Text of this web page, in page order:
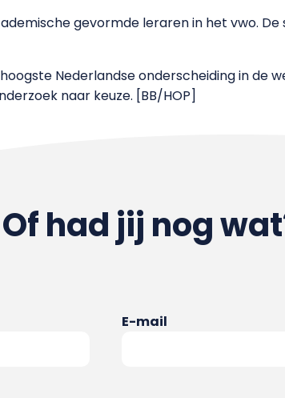
gevormde leraren in het vwo.
Nederlandse onderscheiding in de
naar keuze. [BB/HOP]
had jij nog
E-mail